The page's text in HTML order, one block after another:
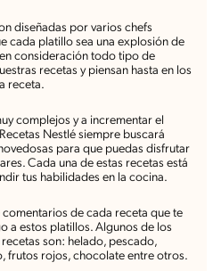
diseñadas por varios chefs
cada platillo sea una explosión de
consideración todo tipo de
recetas y piensan hasta en los
receta.
complejos y a incrementar el
Nestlé siempre buscará
para que puedas disfrutar
Cada una de estas recetas está
tus habilidades en la cocina.
de cada receta que te
a estos platillos. Algunos de los
son: helado, pescado,
frutos rojos, chocolate entre otros.